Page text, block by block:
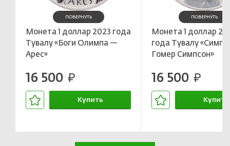
ПОВЕРНУТЬ
Монета 1 доллар 2023 года
Тувалу «Боги Олимпа —
Арес»
16 500 руб.
Купить
ПОВЕРНУТЬ
Монета 1 доллар
года Тувалу
Гомер Симпсон»
16 500 руб.
Купить